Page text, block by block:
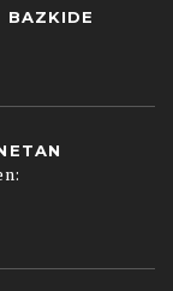
BAZKIDE